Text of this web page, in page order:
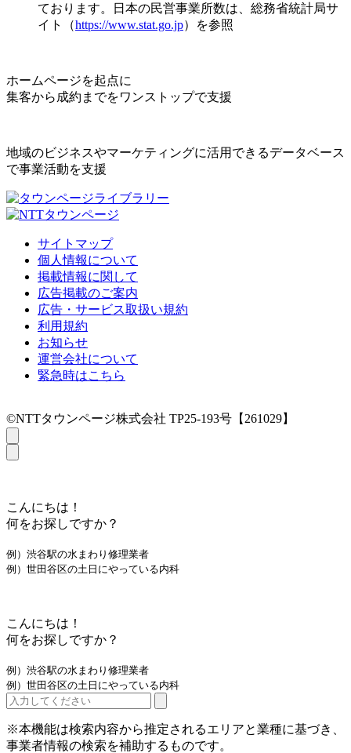
ております。日本の民営事業所数は、総務省統計局サ
イト（https://www.stat.go.jp）を参照
ホームページを起点に
集客から成約までをワンストップで支援
地域のビジネスやマーケティングに活用できるデータベース
で事業活動を支援
サイトマップ
個人情報について
掲載情報に関して
広告掲載のご案内
広告・サービス取扱い規約
利用規約
お知らせ
運営会社について
緊急時はこちら
©NTTタウンページ株式会社 TP25-193号【261029】
こんにちは！
何をお探しですか？
例）渋谷駅の水まわり修理業者
例）世田谷区の土日にやっている内科
こんにちは！
何をお探しですか？
例）渋谷駅の水まわり修理業者
例）世田谷区の土日にやっている内科
※本機能は検索内容から推定されるエリアと業種に基づき、
事業者情報の検索を補助するものです。